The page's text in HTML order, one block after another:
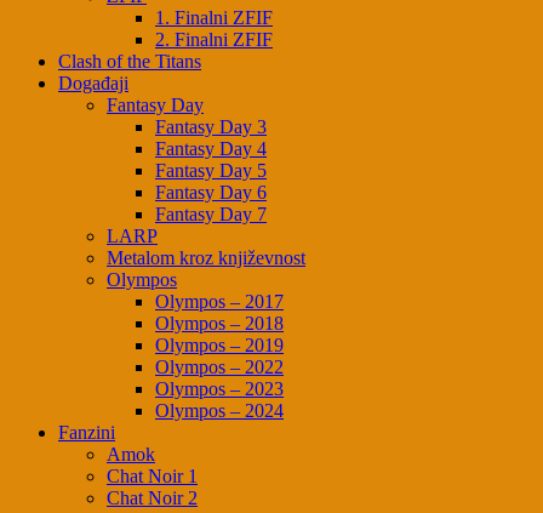
1. Finalni ZFIF
2. Finalni ZFIF
Clash of the Titans
Događaji
Fantasy Day
Fantasy Day 3
Fantasy Day 4
Fantasy Day 5
Fantasy Day 6
Fantasy Day 7
LARP
Metalom kroz književnost
Olympos
Olympos – 2017
Olympos – 2018
Olympos – 2019
Olympos – 2022
Olympos – 2023
Olympos – 2024
Fanzini
Amok
Chat Noir 1
Chat Noir 2